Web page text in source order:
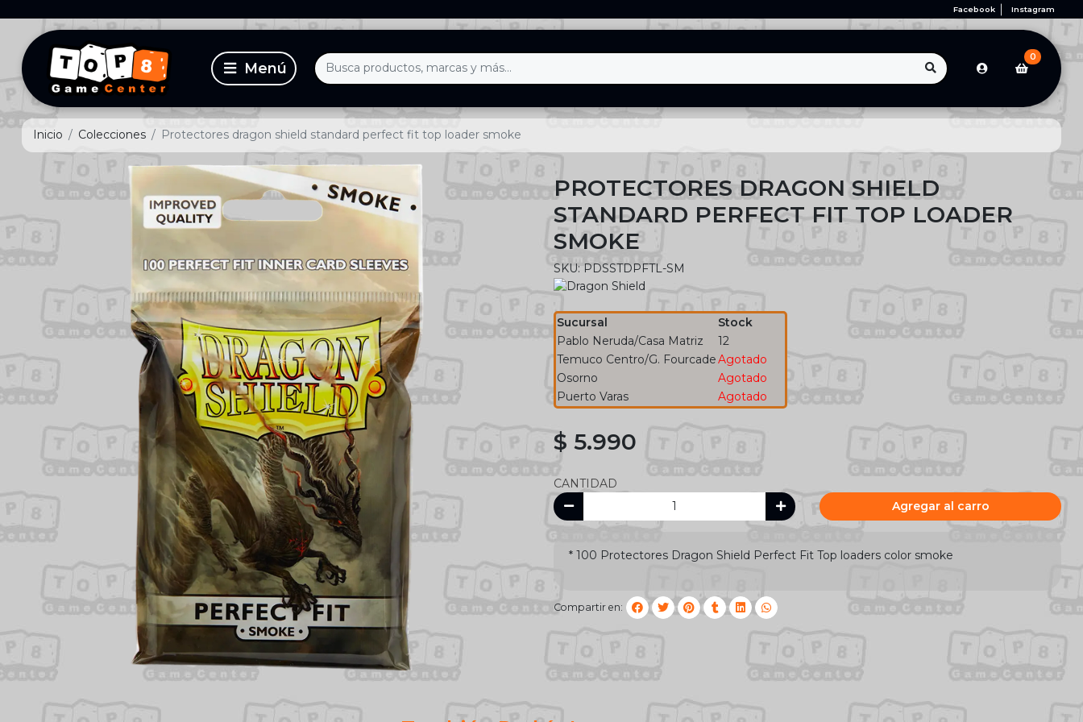
Facebook Instagram
0
Inicio Colecciones Protectores dragon shield standard perfect fit top loader smoke
PROTECTORES DRAGON SHIELD
STANDARD PERFECT FIT TOP LOADER
SMOKE
SKU: PDSSTDPFTL-SM
Sucursal
Stock
Pablo Neruda/Casa Matriz
12
Temuco Centro/G. FourcadeAgotado
Osorno
Agotado
Puerto Varas
Agotado
$ 5.990
CANTIDAD
Agregar al carro
* 100 Protectores Dragon Shield Perfect Fit Top loaders color smoke
Compartir en: